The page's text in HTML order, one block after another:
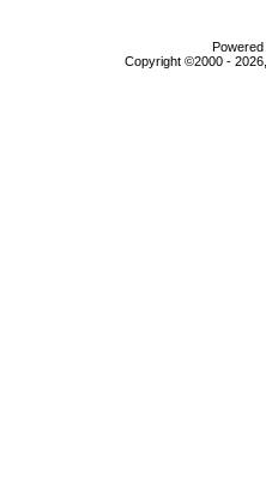
Copyright ©2000 -